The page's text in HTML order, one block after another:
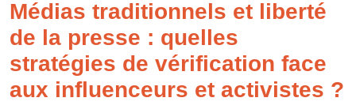
Médias traditionnels et liberté
de la presse : quelles
stratégies de vérification face
aux influenceurs et activistes ?